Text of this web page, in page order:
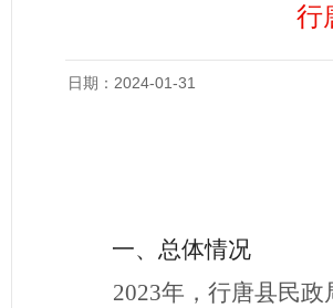
行
日期：2024-01-31
一、总体情况
2023年，行唐县民政